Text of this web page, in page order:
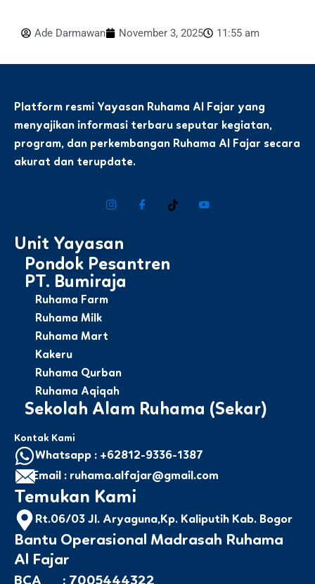
Ade Darmawan November 3, 2025 11:55 am
Platform resmi Yayasan Ruhama Al Fajar yang
menyajikan informasi terbaru seputar kegiatan,
program, dan perkembangan Ruhama Al Fajar secara
akurat dan terupdate.
Unit Yayasan
Pondok Pesantren
PT. Bumiraja
Ruhama Farm
Ruhama Milk
Ruhama Mart
Kakeru
Ruhama Qurban
Ruhama Aqiqah
Sekolah Alam Ruhama (Sekar)
Kontak Kami
Whatsapp : +62812-9336-1387
Email : ruhama.alfajar@gmail.com
Temukan Kami
Rt.06/03 Jl. Aryaguna,Kp. Kaliputih Kab. Bogor
Bantu Operasional Madrasah Ruhama
Al Fajar
BCA : 7005444322